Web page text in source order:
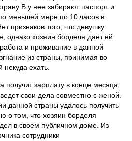
В у нее забирают паспорт и
меньшей мере по 10 часов в
признаков того, что девушку
однако хозяин борделя дает ей
и проживание в данной
из страны, принимая во
некуда ехать.
зарплату в конце месяца.
свои дела совместно с женой.
данной страны удалось получить
о том, что хозяин борделя
в своем публичном доме. Из
сотрудники